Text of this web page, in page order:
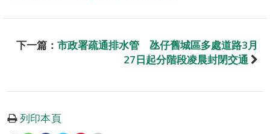
下一篇： 市政署疏通排水管 氹仔舊城區多處道路3月
27日起分階段凌晨封閉交通
列印本頁